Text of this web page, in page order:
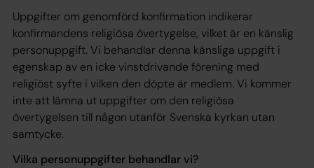
Uppgifter om genomförd konfirmation indikerar
konfirmandens religiösa övertygelse, vilket är en känslig
personuppgift. Vi behandlar denna känsliga uppgift i
egenskap av en icke vinstdrivande förening med
religiöst syfte i vilken den döpte är medlem. Vi kommer
inte att lämna ut uppgifter om den religiösa
övertygelsen till någon utanför Svenska kyrkan utan
samtycke.
Vilka personuppgifter behandlar vi?